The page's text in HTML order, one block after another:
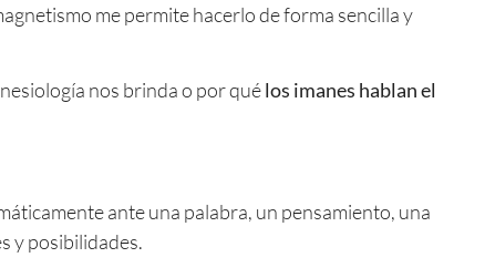
me permite hacerlo de forma sencilla y
nos brinda o por quélos imanes hablan el
ante una palabra, un pensamiento, una
y posibilidades.